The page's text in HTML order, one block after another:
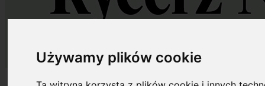
Używamy plików cookie
Strona główna